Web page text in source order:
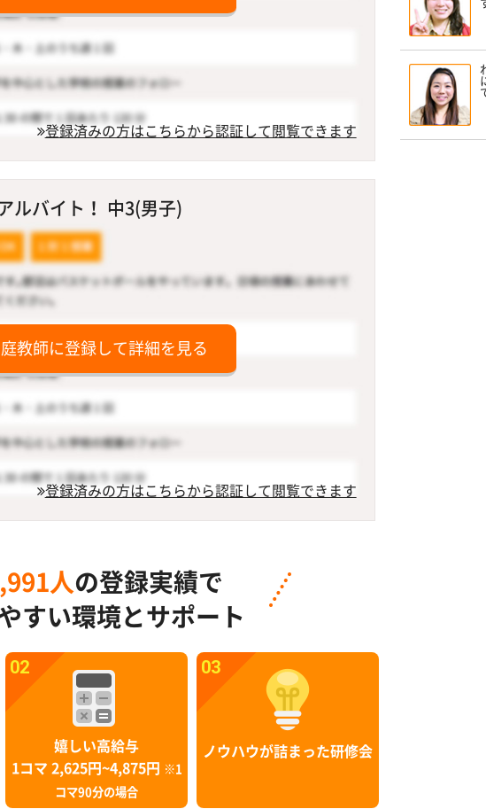
登録済みの方はこちらから認証して閲覧できます
ルバイト！ 中3(男子)
教師に登録して詳細を見る
登録済みの方はこちらから認証して閲覧できます
人 の登録実績で
すい環境とサポート
02
嬉しい高給与
1コマ 2,625円~4,875円
※1
コマ90分の場合
03
ノウハウが詰まった研修会